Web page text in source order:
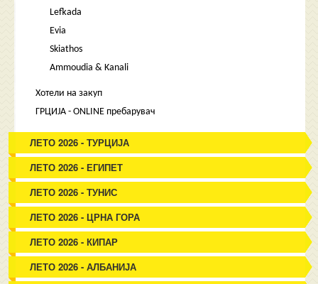
Lefkada
Evia
Skiathos
Ammoudia & Kanali
Хотели на закуп
ГРЦИЈА - ONLINE пребарувач
ЛЕТО 2026 - ТУРЦИЈА
ЛЕТО 2026 - ЕГИПЕТ
ЛЕТО 2026 - ТУНИС
ЛЕТО 2026 - ЦРНА ГОРА
ЛЕТО 2026 - КИПАР
ЛЕТО 2026 - АЛБАНИЈА